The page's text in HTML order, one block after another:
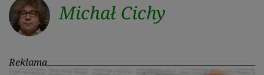
Michał Cichy
Reklama